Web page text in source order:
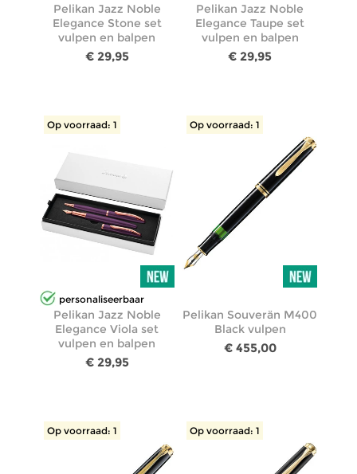
Pelikan Jazz Noble
Elegance Stone set
vulpen en balpen
€ 29,95
Pelikan Jazz Noble
Elegance Taupe set
vulpen en balpen
€ 29,95
personaliseerbaar
Op voorraad: 1
Pelikan Jazz Noble
Elegance Viola set
vulpen en balpen
€ 29,95
Op voorraad: 1
Pelikan Souverän M400
Black vulpen
€ 455,00
Op voorraad: 1 Op voorraad: 1